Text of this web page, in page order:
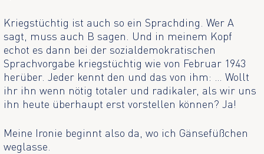
Kriegstüchtig ist auch so ein Sprachding. Wer A
sagt, muss auch B sagen. Und in meinem Kopf
echot es dann bei der sozialdemokratischen
Sprachvorgabe kriegstüchtig wie von Februar 1943
herüber. Jeder kennt den und das von ihm: … Wollt
ihr ihn wenn nötig totaler und radikaler, als wir uns
ihn heute überhaupt erst vorstellen können? Ja!
Meine Ironie beginnt also da, wo ich Gänsefüßchen
weglasse.